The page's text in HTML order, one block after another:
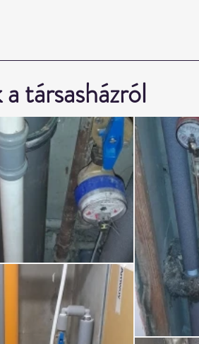
társasházról